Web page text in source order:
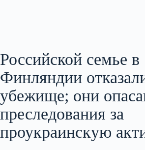
Российской семье в
Финляндии
убежище; они
преследования за
проукраинскую